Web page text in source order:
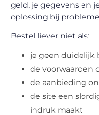
geld, je gegevens en
oplossing bij
Bestel liever niet als:
je geen duidelijk
de voorwaarden
de aanbieding
de site een
indruk maakt